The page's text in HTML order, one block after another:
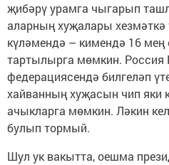
җибәрү урамга чыгарып
аларның хуҗалары хезмәткә
күләмендә – кимендә 16
тартылырга мөмкин. Россия
федерациясендә билгеләп
хайванның хуҗасын чип яки
ачыкларга мөмкин. Ләкин
булып тормый.
Шул ук вакытта, оешма